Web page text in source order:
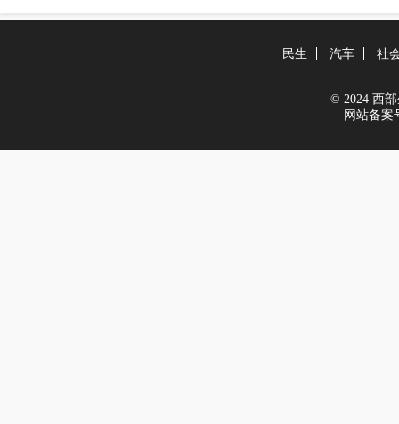
民生 汽车 社
© 2024 西部
网站备案